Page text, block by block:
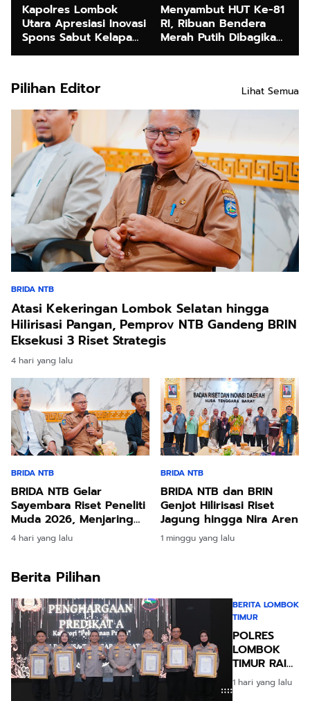
Kapolres Lombok
Utara Apresiasi Inovasi
Spons Sabut Kelapa
KKN Desa Bentek
Menyambut HUT Ke-81
RI, Ribuan Bendera
Merah Putih Dibagikan
kepada Masyarakat
Pilihan Editor Lihat Semua
BRIDA NTB
Atasi Kekeringan Lombok Selatan hingga
Hilirisasi Pangan, Pemprov NTB Gandeng BRIN
Eksekusi 3 Riset Strategis
4 hari yang lalu
BRIDA NTB
BRIDA NTB Gelar
Sayembara Riset Peneliti
Muda 2026, Menjaring
Inovasi Terbaik bagi
Pembangunan NTB
4 hari yang lalu
BRIDA NTB
BRIDA NTB dan BRIN
Genjot Hilirisasi Riset
Jagung hingga Nira Aren
1 minggu yang lalu
Berita Pilihan
BERITA LOMBOK
TIMUR
POLRES
LOMBOK
TIMUR RAIH
PREDIKAT A
PELAYANAN
1 hari yang lalu